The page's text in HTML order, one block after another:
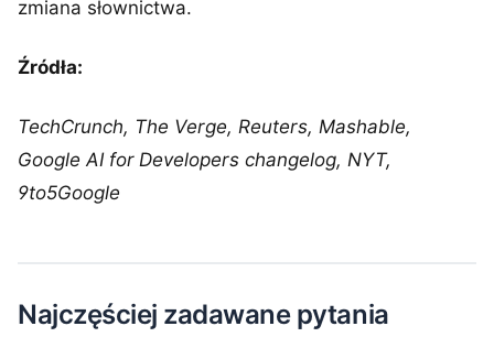
zmiana słownictwa.
Źródła:
TechCrunch, The Verge, Reuters, Mashable,
Google AI for Developers changelog, NYT,
9to5Google
Najczęściej zadawane pytania